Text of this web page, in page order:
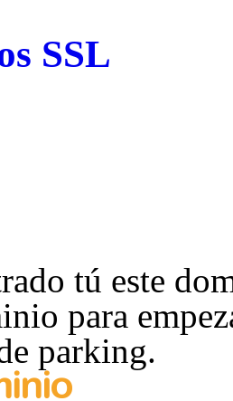
SSL
tú este
para
parking.